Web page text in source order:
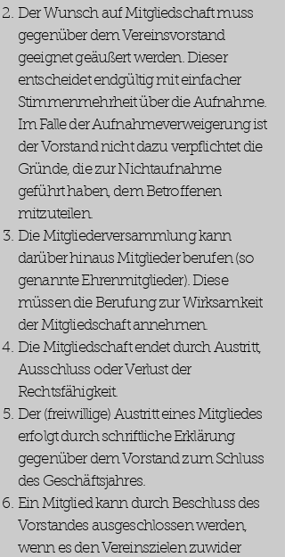
Der Wunsch auf Mitgliedschaft muss
gegenüber dem Vereinsvorstand
geeignet geäußert werden. Dieser
entscheidet endgültig mit einfacher
Stimmenmehrheit über die Aufnahme.
Im Falle der Aufnahmeverweigerung ist
der Vorstand nicht dazu verpflichtet die
Gründe, die zur Nichtaufnahme
geführt haben, dem Betroffenen
mitzuteilen.
Die Mitgliederversammlung kann
darüber hinaus Mitglieder berufen (so
genannte Ehrenmitglieder). Diese
müssen die Berufung zur Wirksamkeit
der Mitgliedschaft annehmen.
Die Mitgliedschaft endet durch Austritt,
Ausschluss oder Verlust der
Rechtsfähigkeit.
Der (freiwillige) Austritt eines Mitgliedes
erfolgt durch schriftliche Erklärung
gegenüber dem Vorstand zum Schluss
des Geschäftsjahres.
Ein Mitglied kann durch Beschluss des
Vorstandes ausgeschlossen werden,
wenn es den Vereinszielen zuwider